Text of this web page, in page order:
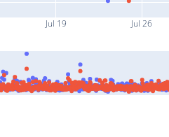
Jul 19 Jul 26